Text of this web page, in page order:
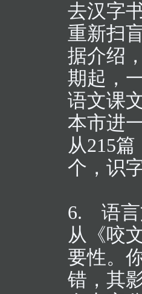
去汉字
重新扫
据介绍
期起，
语文课
本市进
从215
个，识
6. 语言
从《咬
要性。
错，其